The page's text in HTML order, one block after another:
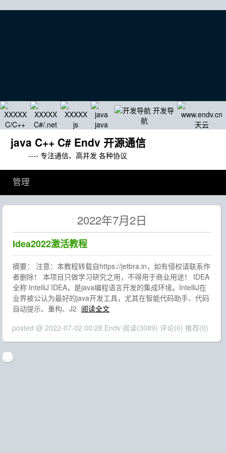
C/C++ C#/.net js java
开发导
航
天云
java C++ C# Endv 开源通信
---- 专注通信、高并发 各种协议
管理
2022年7月2日
Idea2022激活教程
摘要： 注意：本教程转载自https://jetbra.in，如有侵权请联系作
者删除！ 本项目只做学习研究之用，不得用于商业用途！ IDEA
全称 IntelliJ IDEA，是java编程语言开发的集成环境。IntelliJ在
业界被公认为最好的java开发工具，尤其在智能代码助手、代码
自动提示、重构、J2 阅读全文
posted @ 2022-07-02 00:28 Endv 阅读(3089) 评论(0) 推荐(0)